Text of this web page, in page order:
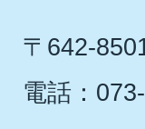
〒642-
電話：